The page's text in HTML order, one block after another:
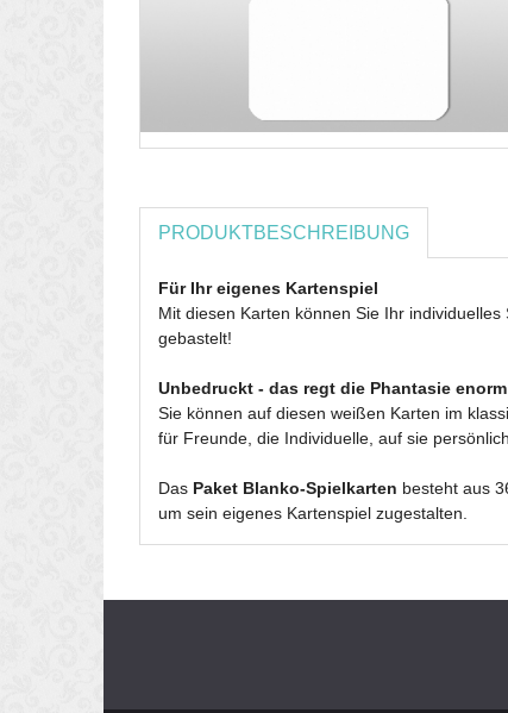
PRODUKTBESCHREIBUNG
Für Ihr eigenes Kartenspiel
Mit diesen Karten können Sie Ihr
gebastelt!
Unbedruckt - das regt die Phantasie
Sie können auf diesen weißen Karten im
für Freunde, die Individuelle, auf sie
Das Paket Blanko-Spielkarten besteht aus
um sein eigenes Kartenspiel zugestalten.